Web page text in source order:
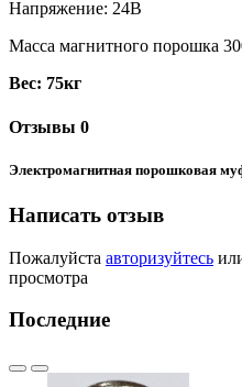
Напряжение: 24В
Масса магнитного порошка
Вес: 75кг
Отзывы 0
Электромагнитная порошковая
Написать отзыв
Пожалуйста авторизуйтесь
просмотра
Последние